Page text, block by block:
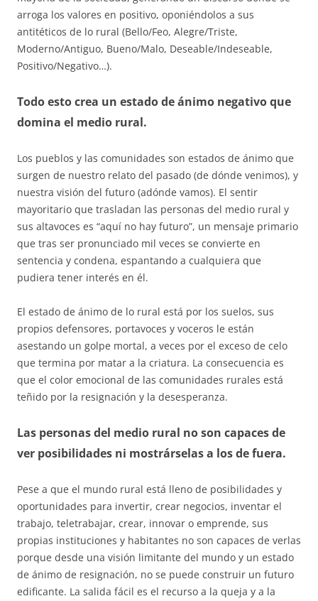
arroga los valores en positivo, oponiéndolos a sus
antitéticos de lo rural (Bello/Feo, Alegre/Triste,
Moderno/Antiguo, Bueno/Malo, Deseable/Indeseable,
Positivo/Negativo…).
Todo esto crea un estado de ánimo negativo que
domina el medio rural.
Los pueblos y las comunidades son estados de ánimo que
surgen de nuestro relato del pasado (de dónde venimos), y
nuestra visión del futuro (adónde vamos). El sentir
mayoritario que trasladan las personas del medio rural y
sus altavoces es “aquí no hay futuro”, un mensaje primario
que tras ser pronunciado mil veces se convierte en
sentencia y condena, espantando a cualquiera que
pudiera tener interés en él.
El estado de ánimo de lo rural está por los suelos, sus
propios defensores, portavoces y voceros le están
asestando un golpe mortal, a veces por el exceso de celo
que termina por matar a la criatura. La consecuencia es
que el color emocional de las comunidades rurales está
teñido por la resignación y la desesperanza.
Las personas del medio rural no son capaces de
ver posibilidades ni mostrárselas a los de fuera.
Pese a que el mundo rural está lleno de posibilidades y
oportunidades para invertir, crear negocios, inventar el
trabajo, teletrabajar, crear, innovar o emprende, sus
propias instituciones y habitantes no son capaces de verlas
porque desde una visión limitante del mundo y un estado
de ánimo de resignación, no se puede construir un futuro
edificante. La salida fácil es el recurso a la queja y a la